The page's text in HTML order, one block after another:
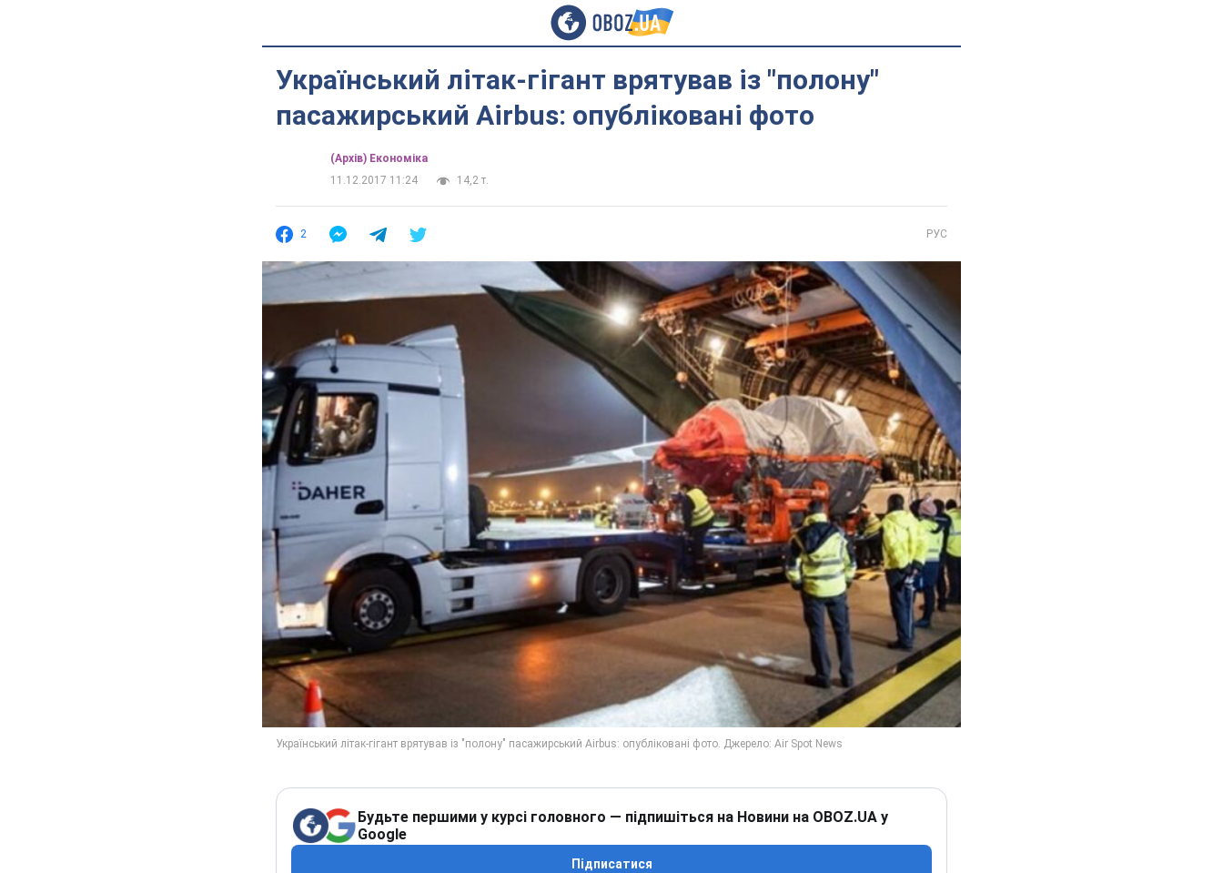
Український літак-гігант врятував із "полону"
пасажирський Airbus: опубліковані фото
(Архів) Економіка
11.12.2017 11:24
14,2 т.
2 РУС
Будьте першими у курсі головного — підпишіться на Новини на OBOZ.UA у
Google
Підписатися